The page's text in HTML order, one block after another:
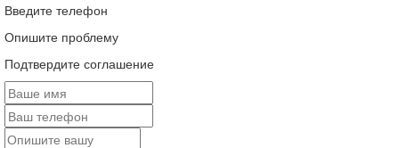
Введите телефон
Опишите проблему
Подтвердите соглашение